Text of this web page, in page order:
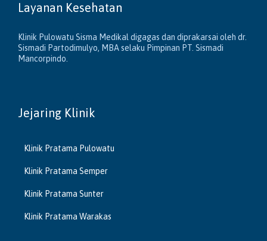
Layanan Kesehatan
Klinik Pulowatu Sisma Medikal digagas dan diprakarsai oleh dr.
Sismadi Partodimulyo, MBA selaku Pimpinan PT. Sismadi
Mancorpindo.
Jejaring Klinik
Klinik Pratama Pulowatu
Klinik Pratama Semper
Klinik Pratama Sunter
Klinik Pratama Warakas